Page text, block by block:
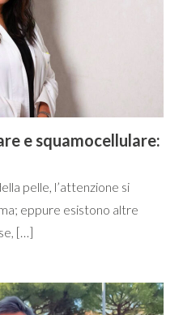
e squamocellulare:
pelle, l’attenzione si
eppure esistono altre
[…]